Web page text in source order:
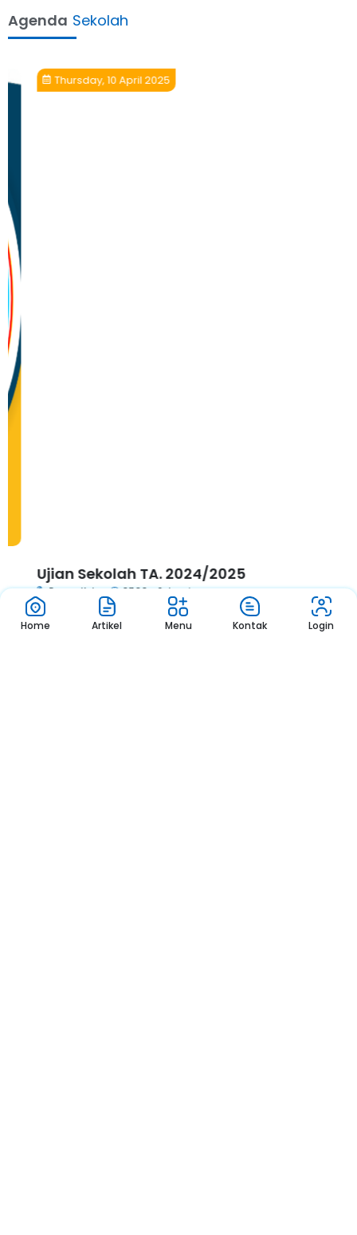
Agenda Sekolah
Thursday, 10 April 2025
Ujian Sekolah TA. 2024/2025
Ruang Kelas 07.00 - Selesai
Home Artikel Menu Kontak Login